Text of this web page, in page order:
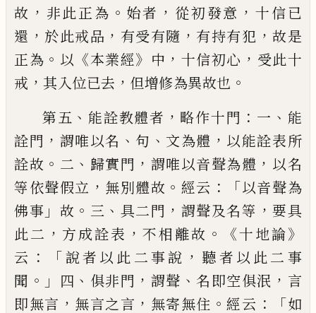
故 ， 非此正為 。 始者 ， 從初發意 ， 十信已
還 ， 於此戒品 ， 有受有隨 ， 有持有犯 ，故是
正為 。 以 《本業經》 中 ， 十信初心 ， 受此十
戒 ， 其入位已去 ， 但增修為異故也 。
第五 、 能詮教體者 ， 略作十門 ： 一 、 能
詮門 ， 謂唯以名 、 句 、 文為體 ， 以能詮表所
詮故 。 二 、 歸實門 ， 謂唯以音聲為體 ， 以名
等依聲假立 ， 無別體故 。 經云 ：「以音聲為
佛事 」 故 。 三 、 具二門 ， 謂聲及名等 ，要具
此二 ， 方成詮表 ，不相離故 。《十地論》
云 ：「說者以此二事說 ， 聽者以此二事
聞 。」 四 、 俱非門 ， 謂聲 、名即空俱泯 ， 言
即無言 ， 無言之言 ， 無寄無住 。 經云 ：「如